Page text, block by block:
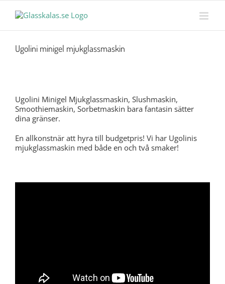
Ugolini minigel mjukglassmaskin
Ugolini Minigel Mjukglassmaskin, Slushmaskin,
Smoothiemaskin, Sorbetmaskin bara fantasin sätter
dina gränser.
En allkonstnär att hyra till budgetpris! Vi har Ugolinis
mjukglassmaskin med både en och två smaker!
MENY